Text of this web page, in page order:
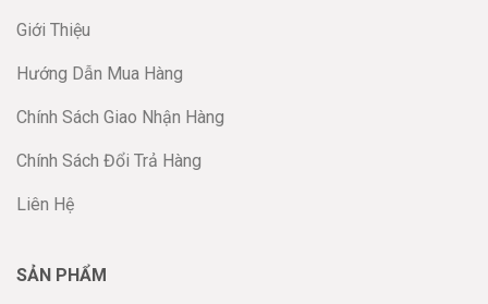
Giới Thiệu
Hướng Dẫn Mua Hàng
Chính Sách Giao Nhận Hàng
Chính Sách Đổi Trả Hàng
Liên Hệ
SẢN PHẨM